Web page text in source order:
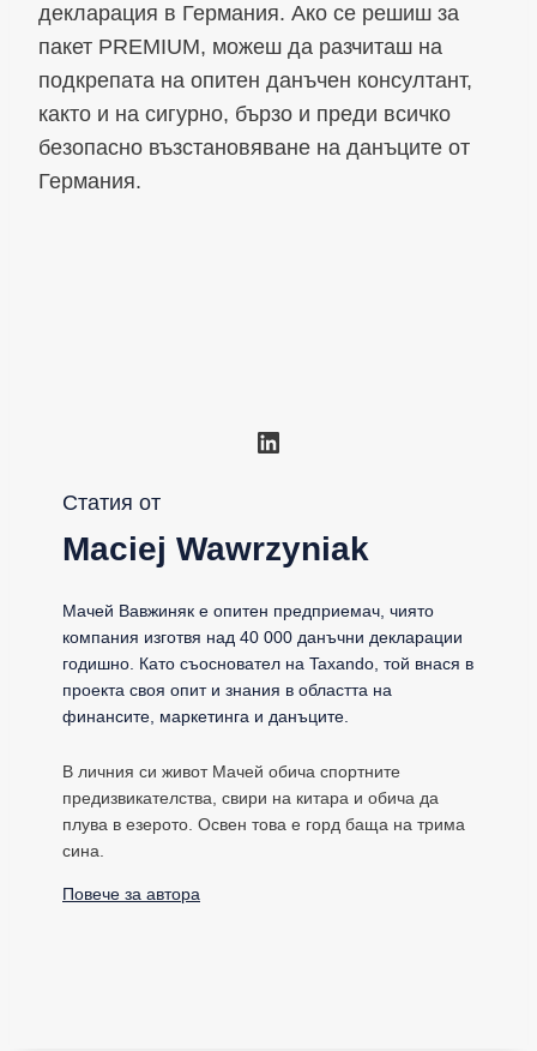
декларация в Германия. Ако се решиш за
пакет PREMIUM, можеш да разчиташ на
подкрепата на опитен данъчен консултант,
както и на сигурно, бързо и преди всичко
безопасно възстановяване на данъците от
Германия.
LinkedIn
Статия от
Maciej Wawrzyniak
Мачей Вавжиняк е опитен предприемач, чиято
компания изготвя над 40 000 данъчни декларации
годишно. Като съосновател на Taxando, той внася в
проекта своя опит и знания в областта на
финансите, маркетинга и данъците.
В личния си живот Мачей обича спортните
предизвикателства, свири на китара и обича да
плува в езерото. Освен това е горд баща на трима
сина.
Повече за автора